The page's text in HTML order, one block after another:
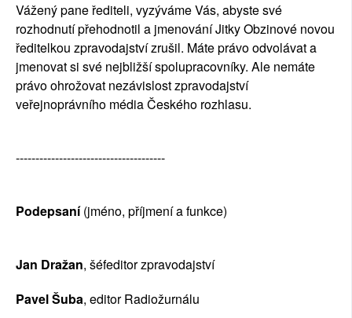
Vážený pane řediteli, vyzýváme Vás, abyste své
rozhodnutí přehodnotil a jmenování Jitky Obzinové novou
ředitelkou zpravodajství zrušil. Máte právo odvolávat a
jmenovat si své nejbližší spolupracovníky. Ale nemáte
právo ohrožovat nezávislost zpravodajství
veřejnoprávního média Českého rozhlasu.
--------------------------------------
Podepsaní (jméno, příjmení a funkce)
Jan Dražan, šéfeditor zpravodajství
Pavel Šuba, editor Radiožurnálu